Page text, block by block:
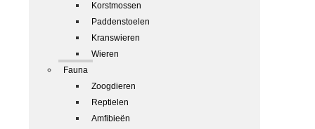
Korstmossen
Paddenstoelen
Kranswieren
Wieren
Fauna
Zoogdieren
Reptielen
Amfibieën